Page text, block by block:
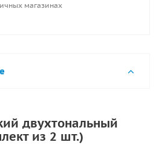
магазинах
двухтональный
из 2 шт.)